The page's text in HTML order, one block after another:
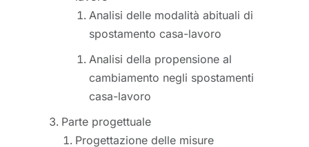
Analisi delle modalità abituali di
spostamento casa-lavoro
Analisi della propensione al
cambiamento negli spostamenti
casa-lavoro
Parte progettuale
Progettazione delle misure